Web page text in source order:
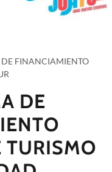
FINANCIAMIENTO
DE
TURISMO